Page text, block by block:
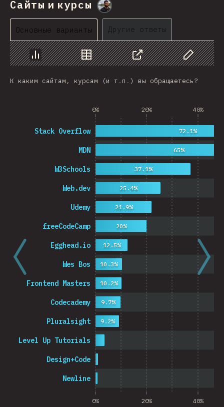
Сайты и курсы
Основные варианты Другие ответы
График Данные Поделиться Изменить
К каким сайтам, курсам (и т.п.) вы обращаетесь?
0% 20% 40%
0% 20% 40%
Newline
Design+Code
Level Up Tutorials
Pluralsight
Codecademy
Frontend Masters
Wes Bos
Egghead.io
freeCodeCamp
Udemy
Web.dev
W3Schools
MDN
Stack Overflow
9.2%
9.7%
10.2%
10.3%
12.5%
20%
21.9%
25.4%
37.1%
65%
72.1%